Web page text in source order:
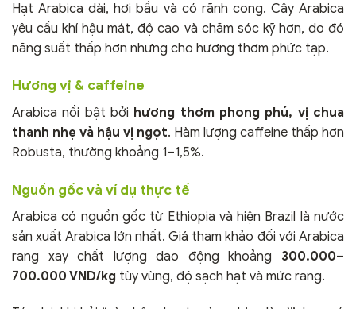
Hạt Arabica dài, hơi bầu và có rãnh cong. Cây Arabica
yêu cầu khí hậu mát, độ cao và chăm sóc kỹ hơn, do đó
năng suất thấp hơn nhưng cho hương thơm phức tạp.
Hương vị & caffeine
Arabica nổi bật bởi hương thơm phong phú, vị chua
thanh nhẹ và hậu vị ngọt. Hàm lượng caffeine thấp hơn
Robusta, thường khoảng 1–1,5%.
Nguồn gốc và ví dụ thực tế
Arabica có nguồn gốc từ Ethiopia và hiện Brazil là nước
sản xuất Arabica lớn nhất. Giá tham khảo đối với Arabica
rang xay chất lượng dao động khoảng 300.000–
700.000 VND/kg tùy vùng, độ sạch hạt và mức rang.